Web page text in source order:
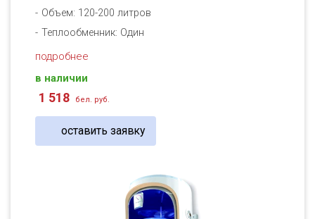
Объем: 120-200 литров
Теплообменник: Один
подробнее
в наличии
1 518 бел. руб.
оставить заявку